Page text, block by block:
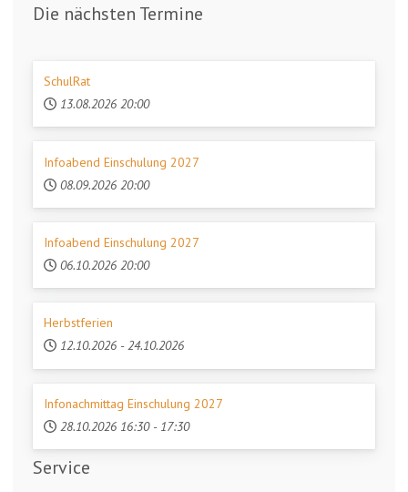
Die nächsten Termine
SchulRat
13.08.2026 20:00
Infoabend Einschulung 2027
08.09.2026 20:00
Infoabend Einschulung 2027
06.10.2026 20:00
Herbstferien
12.10.2026 - 24.10.2026
Infonachmittag Einschulung 2027
28.10.2026 16:30 - 17:30
Service